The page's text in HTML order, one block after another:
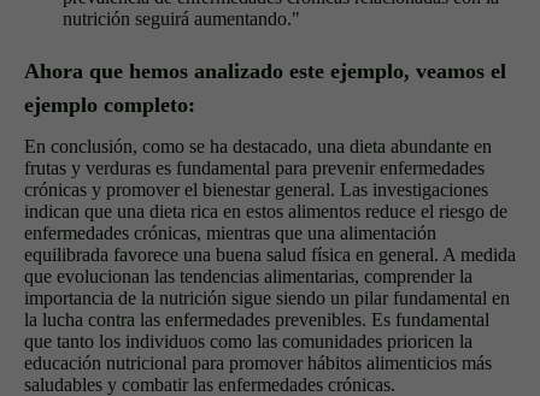
nutrición seguirá aumentando."
Ahora que hemos analizado este ejemplo, veamos el
ejemplo completo:
En conclusión, como se ha destacado, una dieta abundante en
frutas y verduras es fundamental para prevenir enfermedades
crónicas y promover el bienestar general. Las investigaciones
indican que una dieta rica en estos alimentos reduce el riesgo de
enfermedades crónicas, mientras que una alimentación
equilibrada favorece una buena salud física en general. A medida
que evolucionan las tendencias alimentarias, comprender la
importancia de la nutrición sigue siendo un pilar fundamental en
la lucha contra las enfermedades prevenibles. Es fundamental
que tanto los individuos como las comunidades prioricen la
educación nutricional para promover hábitos alimenticios más
saludables y combatir las enfermedades crónicas.